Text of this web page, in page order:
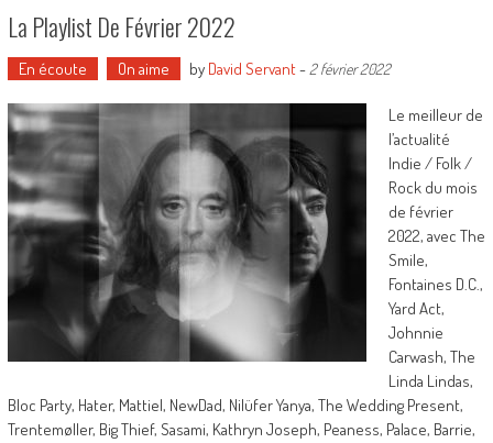
La Playlist De Février 2022
En écoute On aime by David Servant- 2 février 2022
Le meilleur de
l’actualité
Indie / Folk /
Rock du mois
de février
2022, avec The
Smile,
Fontaines D.C.,
Yard Act,
Johnnie
Carwash, The
Linda Lindas,
Bloc Party, Hater, Mattiel, NewDad, Nilüfer Yanya, The Wedding Present,
Trentemøller, Big Thief, Sasami, Kathryn Joseph, Peaness, Palace, Barrie,